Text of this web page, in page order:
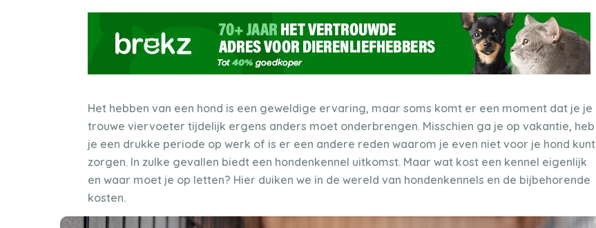
Het hebben van een hond is een geweldige ervaring, maar soms komt er een moment dat je je
trouwe viervoeter tijdelijk ergens anders moet onderbrengen. Misschien ga je op vakantie, heb
je een drukke periode op werk of is er een andere reden waarom je even niet voor je hond kunt
zorgen. In zulke gevallen biedt een hondenkennel uitkomst. Maar wat kost een kennel eigenlijk
en waar moet je op letten? Hier duiken we in de wereld van hondenkennels en de bijbehorende
kosten.